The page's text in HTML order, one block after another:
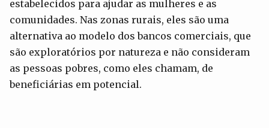
estabelecidos para ajudar as mulheres e as
comunidades. Nas zonas rurais, eles são uma
alternativa ao modelo dos bancos comerciais, que
são exploratórios por natureza e não consideram
as pessoas pobres, como eles chamam, de
beneficiárias em potencial.